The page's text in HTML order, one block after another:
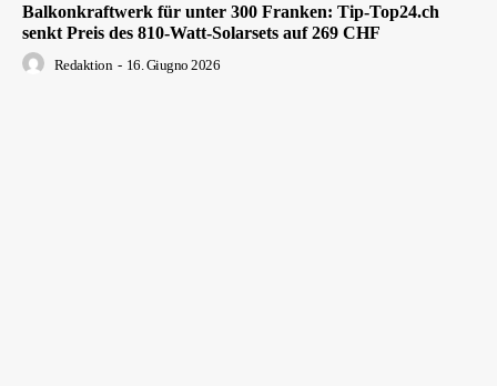
Balkonkraftwerk für unter 300 Franken: Tip-Top24.ch
senkt Preis des 810-Watt-Solarsets auf 269 CHF
Redaktion - 16. Giugno 2026